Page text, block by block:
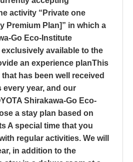
activity “Private one
Premium Plan]” in which a
Go Eco-Institute
available to the
an experience planThis
has been well received
every year, and our
Shirakawa-Go Eco-
a stay plan based on
A special time that you
regular activities. We will
in addition to the